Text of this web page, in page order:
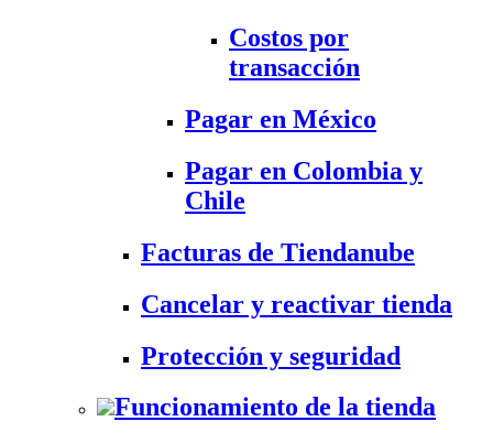
Costos por
transacción
Pagar en México
Pagar en Colombia y
Chile
Facturas de Tiendanube
Cancelar y reactivar tienda
Protección y seguridad
Funcionamiento de la tienda